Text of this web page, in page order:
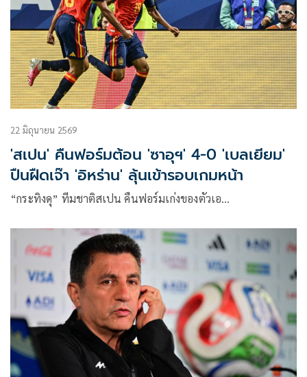
22 มิถุนายน 2569
'สเปน' คืนฟอร์มต้อน 'ซาอุฯ' 4-0 'เบลเยียม'
ปืนฝืดเจ๊า 'อิหร่าน' ลุ้นเข้ารอบเกมหน้า
“กระทิงดุ” ทีมชาติสเปน คืนฟอร์มเก่งของตัวเอ…